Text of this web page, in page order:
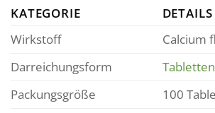
KATEGORIE
DETAILS
Wirkstoff
Calcium
Darreichungsform
Tabletten
Packungsgröße
100